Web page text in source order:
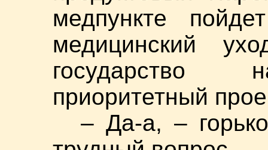
медпункте
медицинский
государство
приоритетный
– Да-а, –